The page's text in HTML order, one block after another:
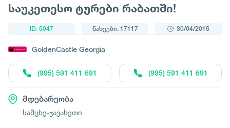
საუკეთესო ტურები რაბათში!
ID: 5047 ნახვები: 17117 30/04/2015
GoldenCastle Georgia
(995) 591 411 691 (995) 591 411 691
მდებარეობა
სამცხე-ჯავახეთი